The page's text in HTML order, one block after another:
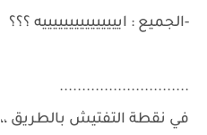
-الجميع : ايييييييييييييييه ؟؟؟
.............................
في نقطة التفتيش بالطريق